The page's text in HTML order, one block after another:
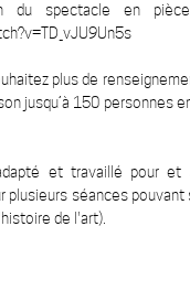
du spectacle en
plus de
jusqu’à 150 personnes
et travaillé pour
plusieurs séances
de l'art).